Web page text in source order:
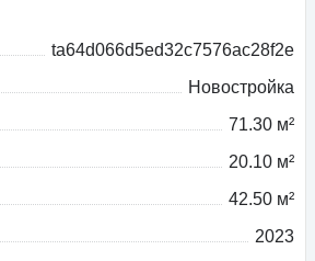
ta64d066d5ed32c7576ac28f2e
Новостройка
71.30 м²
20.10 м²
42.50 м²
2023